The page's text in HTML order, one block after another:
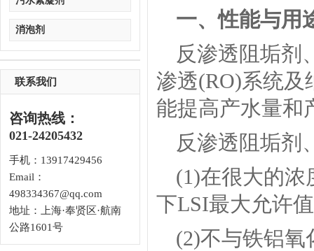
消泡剂
联系我们
咨询热线：
021-24205432
手机：13917429456
Email：
498334367@qq.com
地址：上海·奉贤区·航南
公路1601号
一、性能与用
反渗透阻垢剂
渗透(RO)系统及
能提高产水量和
反渗透阻垢剂
(1)在很大的
下LSI最大允许
(2)不与铁铝